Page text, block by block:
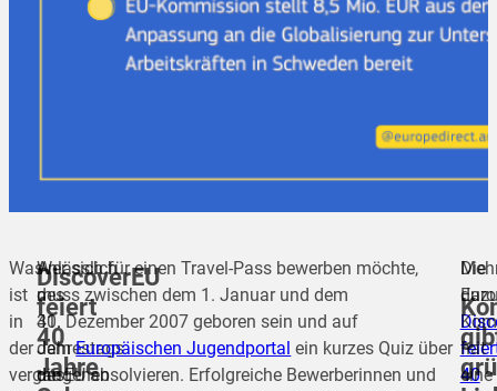
Was
ist
in
der
vergangenen
DiscoverEU
feiert
40
Jahre
Anlässlich
des
40.
Jahrestags
des
Wer sich für einen Travel-Pass bewerben möchte,
muss zwischen dem 1. Januar und dem
31. Dezember 2007 geboren sein und auf
demEuropäischen Jugendportal ein kurzes Quiz über
die EU absolvieren. Erfolgreiche Bewerberinnen und
40
Die
hat
eine